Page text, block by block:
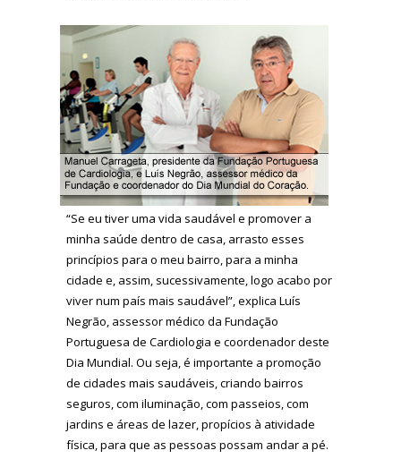
“Se eu tiver uma vida saudável e promover a
minha saúde dentro de casa, arrasto esses
princípios para o meu bairro, para a minha
cidade e, assim, sucessivamente, logo acabo por
viver num país mais saudável”, explica Luís
Negrão, assessor médico da Fundação
Portuguesa de Cardiologia e coordenador deste
Dia Mundial. Ou seja, é importante a promoção
de cidades mais saudáveis, criando bairros
seguros, com iluminação, com passeios, com
jardins e áreas de lazer, propícios à atividade
física, para que as pessoas possam andar a pé.